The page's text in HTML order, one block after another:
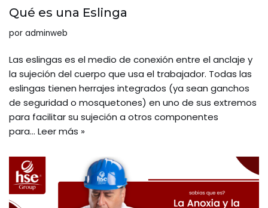
Qué es una Eslinga
por adminweb
Las eslingas es el medio de conexión entre el anclaje y
la sujeción del cuerpo que usa el trabajador. Todas las
eslingas tienen herrajes integrados (ya sean ganchos
de seguridad o mosquetones) en uno de sus extremos
para facilitar su sujeción a otros componentes
para… Leer más »